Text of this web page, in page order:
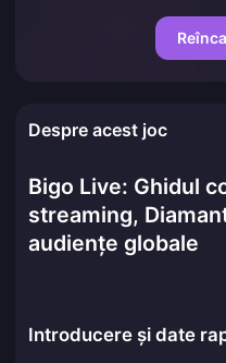
Despre acest joc
Bigo Live: Ghidul
streaming,
audiențe globale
Introducere și date